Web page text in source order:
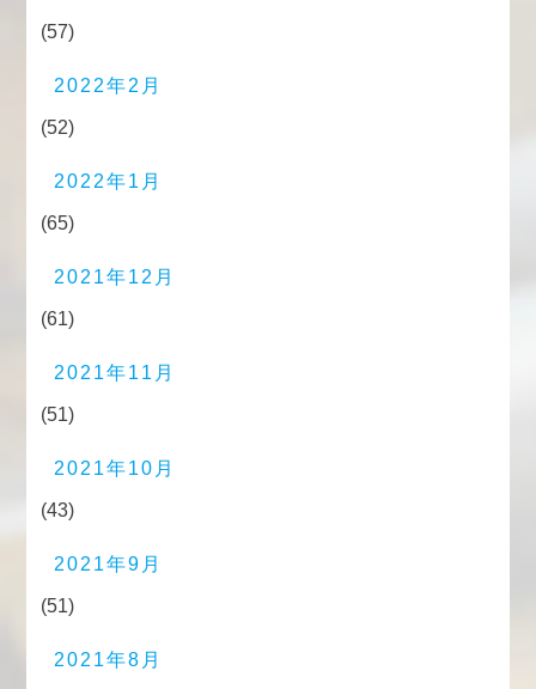
(57)
2022年2月
(52)
2022年1月
(65)
2021年12月
(61)
2021年11月
(51)
2021年10月
(43)
2021年9月
(51)
2021年8月